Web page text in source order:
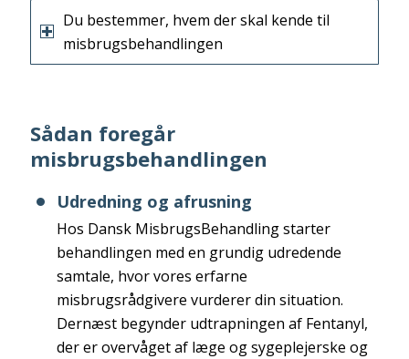
Du bestemmer, hvem der skal kende til
misbrugsbehandlingen
Sådan foregår
misbrugsbehandlingen
Udredning og afrusning
Hos Dansk MisbrugsBehandling starter
behandlingen med en grundig udredende
samtale, hvor vores erfarne
misbrugsrådgivere vurderer din situation.
Dernæst begynder udtrapningen af Fentanyl,
der er overvåget af læge og sygeplejerske og